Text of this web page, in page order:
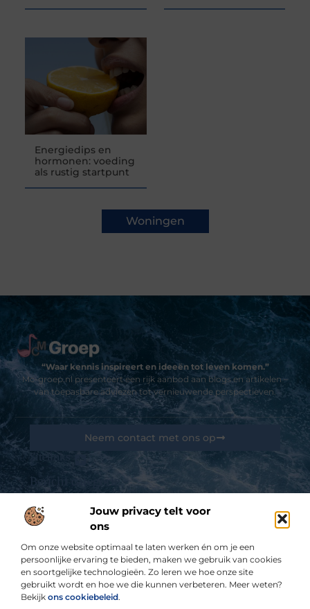
Jouw privacy telt voor
ons
Om onze website optimaal te laten werken én om je een
persoonlijke ervaring te bieden, maken we gebruik van cookies
en soortgelijke technologieën. Zo leren we hoe onze site
gebruikt wordt en hoe we die kunnen verbeteren. Meer weten?
Bekijk ons cookiebeleid.
Energiedips en
hormonen: voeding
als rustig startpunt
Woningen
“Waar kennis inspireert en ideeën tot leven komen.”
Mc-groep.nl presenteert een rijk aanbod aan blogs en artikelen –
van toepasbare adviezen tot vernieuwende perspectieven.
Sitelinks
De best gelezen stukken op een rij
Glaswerk te gebruiken voor de horeca
Advocaat voor letselschade Zoetermeer
Een mooie tuin dankzij hovenier in Almelo
Bericht categorie
Neem contact met ons op